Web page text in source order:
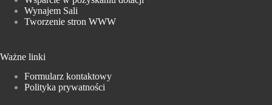
Wynajem Sali
Tworzenie stron WWW
Ważne linki
Formularz kontaktowy
Polityka prywatności